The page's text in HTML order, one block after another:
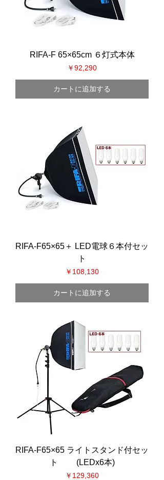
RIFA-F 65×65cm ６灯式本体
価格
￥92,290
カートに追加する
RIFA-F65×65＋ LED電球６本付セッ
ト
価格
￥108,130
カートに追加する
RIFA-F65×65 ライトスタンド付セッ
ト (LEDx6本)
価格
￥129,360